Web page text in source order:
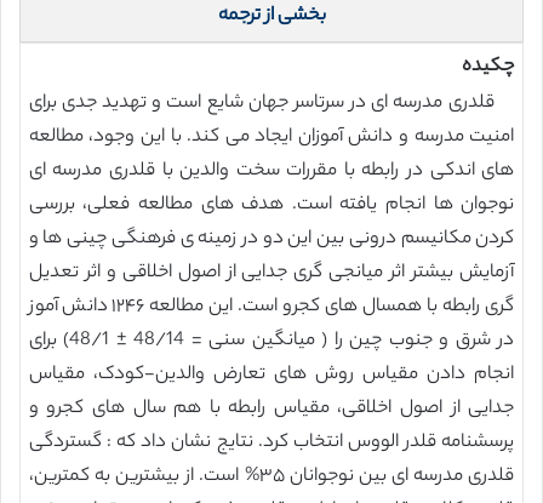
بخشی از ترجمه
چکیده
قلدری مدرسه ای در سرتاسر جهان شایع است و تهدید جدی برای
امنیت مدرسه و دانش آموزان ایجاد می کند. با این وجود، مطالعه
های اندکی در رابطه با مقررات سخت والدین با قلدری مدرسه ای
نوجوان ها انجام یافته است. هدف های مطالعه فعلی، بررسی
کردن مکانیسم درونی بین این دو در زمینه ی فرهنگی چینی ها و
آزمایش بیشتر اثر میانجی گری جدایی از اصول اخلاقی و اثر تعدیل
گری رابطه با همسال های کجرو است. این مطالعه ۱۲۴۶ دانش آموز
در شرق و جنوب چین را ( میانگین سنی = 48/14 ± 48/1) برای
انجام دادن مقیاس روش های تعارض والدین-کودک، مقیاس
جدایی از اصول اخلاقی، مقیاس رابطه با هم سال های کجرو و
پرسشنامه قلدر الووس انتخاب کرد. نتایج نشان داد که : گستردگی
قلدری مدرسه ای بین نوجوانان ۳۵% است. از بیشترین به کمترین،